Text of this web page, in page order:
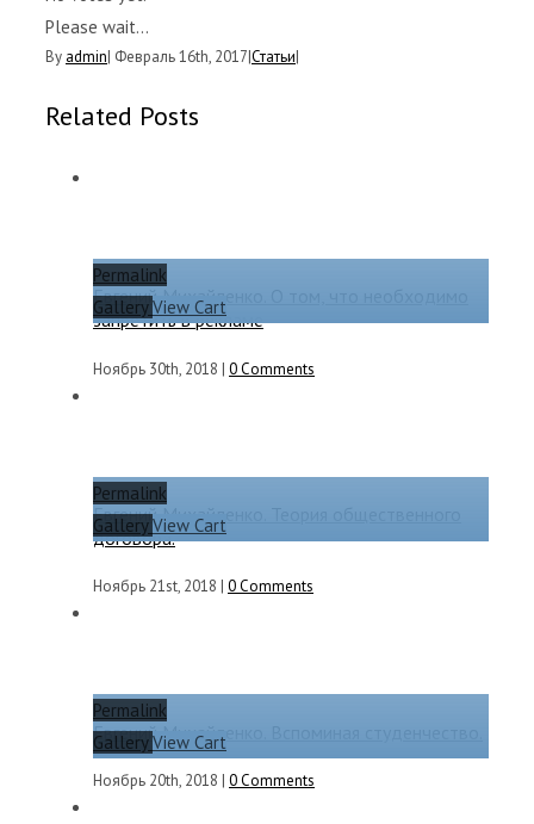
Please wait...
By admin| Февраль 16th, 2017|Статьи|
Related Posts
Permalink
GalleryView Cart
Евгений Михайленко. О том, что необходимо
запретить в рекламе
Ноябрь 30th, 2018 | 0 Comments
Permalink
GalleryView Cart
Евгений Михайленко. Теория общественного
договора.
Ноябрь 21st, 2018 | 0 Comments
Permalink
GalleryView Cart
Евгений Михайленко. Вспоминая студенчество.
Ноябрь 20th, 2018 | 0 Comments